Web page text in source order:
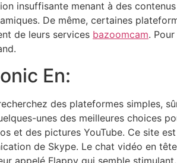
insuffisante menant à des
De même, certaines
de leurs services bazoomcam.
En:
des plateformes simples,
unes des meilleures choices
et des pictures YouTube. Ce site
de Skype. Le chat vidéo en
appelé Flappy qui semble